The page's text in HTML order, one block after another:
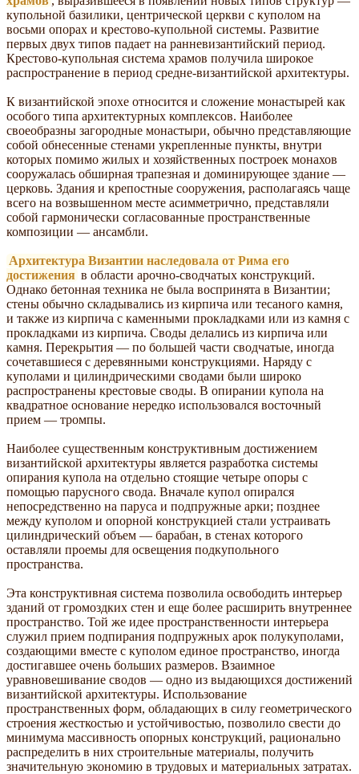
купольной базилики, центрической церкви с куполом на
восьми опорах и крестово-купольной системы. Развитие
первых двух типов падает на ранневизантийский период.
Крестово-купольная система храмов получила широкое
распространение в период средне-византийской архитектуры.
К византийской эпохе относится и сложение монастырей как
особого типа архитектурных комплексов. Наиболее
своеобразны загородные монастыри, обычно представляющие
собой обнесенные стенами укрепленные пункты, внутри
которых помимо жилых и хозяйственных построек монахов
сооружалась обширная трапезная и доминирующее здание —
церковь. Здания и крепостные сооружения, располагаясь чаще
всего на возвышенном месте асимметрично, представляли
собой гармонически согласованные пространственные
композиции — ансамбли.
Архитектура Византии наследовала от Рима его
достижения в области арочно-сводчатых конструкций.
Однако бетонная техника не была воспринята в Византии;
стены обычно складывались из кирпича или тесаного камня,
и также из кирпича с каменными прокладками или из камня с
прокладками из кирпича. Своды делались из кирпича или
камня. Перекрытия — по большей части сводчатые, иногда
сочетавшиеся с деревянными конструкциями. Наряду с
куполами и цилиндрическими сводами были широко
распространены крестовые своды. В опирании купола на
квадратное основание нередко использовался восточный
прием — тромпы.
Наиболее существенным конструктивным достижением
византийской архитектуры является разработка системы
опирания купола на отдельно стоящие четыре опоры с
помощью парусного свода. Вначале купол опирался
непосредственно на паруса и подпружные арки; позднее
между куполом и опорной конструкцией стали устраивать
цилиндрический объем — барабан, в стенах которого
оставляли проемы для освещения подкупольного
пространства.
Эта конструктивная система позволила освободить интерьер
зданий от громоздких стен и еще более расширить внутреннее
пространство. Той же идее пространственности интерьера
служил прием подпирания подпружных арок полукуполами,
создающими вместе с куполом единое пространство, иногда
достигавшее очень больших размеров. Взаимное
уравновешивание сводов — одно из выдающихся достижений
византийской архитектуры. Использование
пространственных форм, обладающих в силу геометрического
строения жесткостью и устойчивостью, позволило свести до
минимума массивность опорных конструкций, рационально
распределить в них строительные материалы, получить
значительную экономию в трудовых и материальных затратах.